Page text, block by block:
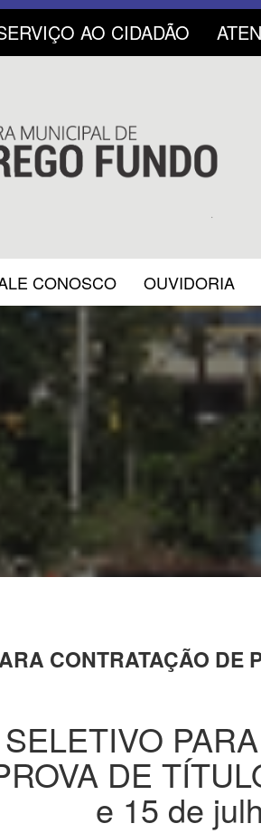
AO CIDADÃO
CONOSCO OUVIDORIA
CONTRATAÇÃO
DE
e 15 de